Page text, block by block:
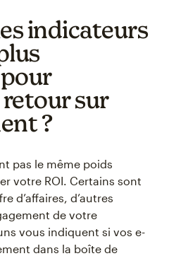
indicateurs
sur
?
pas le même poids
votre ROI. Certains sont
d’affaires, d’autres
de votre
vous indiquent si vos e-
dans la boîte de